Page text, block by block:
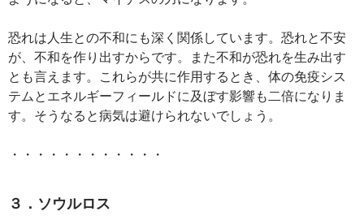
恐れは人生との不和にも深く関係しています。恐れと不安
が、不和を作り出すからです。また不和が恐れを生み出す
とも言えます。これらが共に作用するとき、体の免疫シス
テムとエネルギーフィールドに及ぼす影響も二倍になりま
す。そうなると病気は避けられないでしょう。
・・・・・・・・・・・・
３．ソウルロス